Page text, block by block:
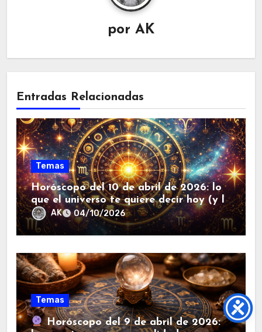
por AK
Entradas Relacionadas
Temas
Horóscopo del 10 de abril de 2026: lo
que el universo te quiere decir hoy (y lo
que debes evitar a toda costa).
AK 04/10/2026
Temas
Horóscopo del 9 de abril de 2026: